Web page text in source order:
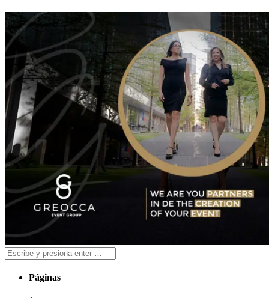
Páginas